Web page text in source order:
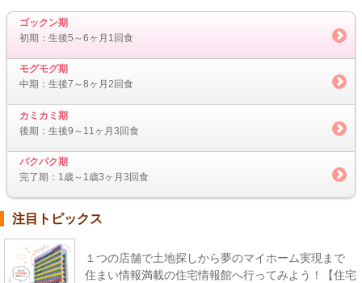
ゴックン期
初期：生後5～6ヶ月1回食
モグモグ期
中期：生後7～8ヶ月2回食
カミカミ期
後期：生後9～11ヶ月3回食
パクパク期
完了期：1歳～1歳3ヶ月3回食
注目トピックス
１つの店舗で土地探しから夢のマイホーム実現まで
住まい情報満載の住宅情報館へ行ってみよう！【住宅